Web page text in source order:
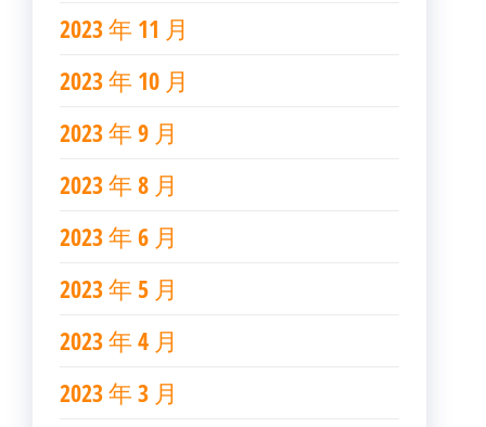
2023 年 11 月
2023 年 10 月
2023 年 9 月
2023 年 8 月
2023 年 6 月
2023 年 5 月
2023 年 4 月
2023 年 3 月